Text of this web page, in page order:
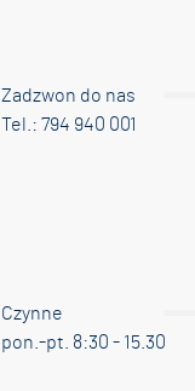
Zadzwon do nas
Tel.: 794 940 001
Czynne
pon.-pt. 8:30 - 15.30